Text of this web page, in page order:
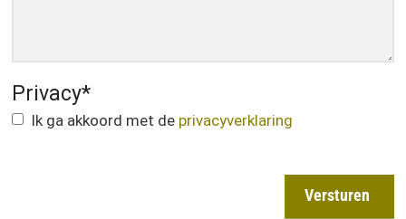
Privacy*
Ik ga akkoord met de privacyverklaring
Versturen